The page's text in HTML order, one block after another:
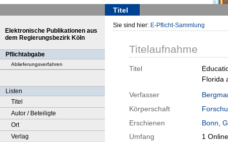
Titel
Elektronische Publikationen aus
dem Regierungsbezirk Köln
Pflichtabgabe
Ablieferungsverfahren
Listen
Titel
Autor / Beteiligte
Ort
Verlag
Sie sind hier: E-Pflicht-Sammlung
Titelaufnahme
Titel
Florida
Verfasser
Körperschaft
Erschienen
Bonn,
Umfang
1